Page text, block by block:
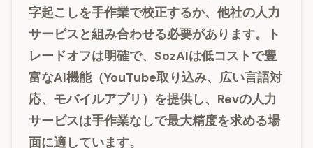
字起こしを手作業で校正するか、他社の人力
サービスと組み合わせる必要があります。ト
レードオフは明確で、SozAIは低コストで豊
富なAI機能（YouTube取り込み、広い言語対
応、モバイルアプリ）を提供し、Revの人力
サービスは手作業なしで最大精度を求める場
面に適しています。